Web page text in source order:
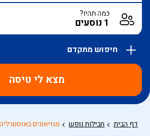
כמה תהיו?
מצא לי טיסה
אפשרויות
מוצגות
הכפתור
דף הבית חבילות נופש מוזיאונים באוסטרליה